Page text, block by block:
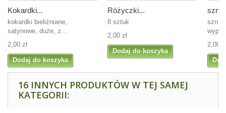
Kokardki...
kokardki bieliźniane,
satynowe, duże, z...
2,00 zł
Dodaj do koszyka
Różyczki...
8 sztuk
2,00 zł
Dodaj do koszyka
2,00
16 INNYCH PRODUKTÓW W TEJ SAMEJ
KATEGORII: